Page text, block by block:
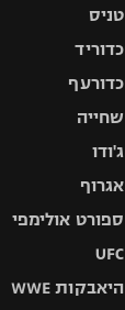
טניס
כדוריד
כדורעף
שחייה
ג'ודו
אגרוף
ספורט אולימפי
UFC
היאבקות WWE